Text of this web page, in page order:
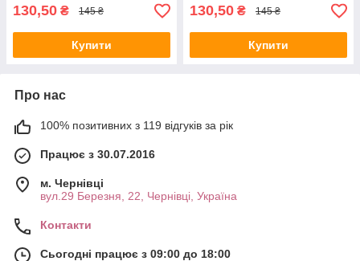
130,50 ₴ 145 ₴
Купити
130,50 ₴ 145 ₴
Купити
Про нас
100% позитивних з 119 відгуків за рік
Працює з 30.07.2016
м. Чернівці
вул.29 Березня, 22, Чернівці, Україна
Контакти
Сьогодні працює з 09:00 до 18:00